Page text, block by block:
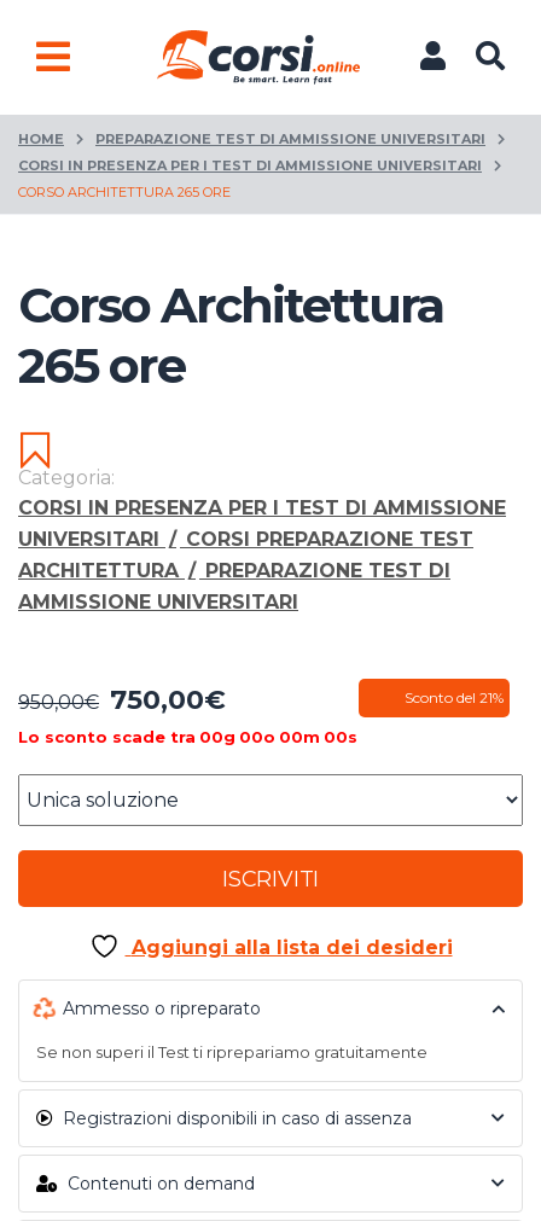
HOME
PREPARAZIONE TEST DI AMMISSIONE UNIVERSITARI
CORSI IN PRESENZA PER I TEST DI AMMISSIONE UNIVERSITARI
CORSO ARCHITETTURA 265 ORE
Corso Architettura
265 ore
Categoria:
CORSI IN PRESENZA PER I TEST DI AMMISSIONE
UNIVERSITARI
/ CORSI PREPARAZIONE TEST
ARCHITETTURA / PREPARAZIONE TEST DI
AMMISSIONE UNIVERSITARI
950,00€ Il
prezzo
era:
950,00€.
750,00€Il
attuale
è:
Sconto del 21%
Lo sconto scade tra 00g 00o 00m 00s
ISCRIVITI
Aggiungi alla lista dei desideri
Ammesso o ripreparato
Se non superi il Test ti riprepariamo gratuitamente
Registrazioni disponibili in caso di assenza
Contenuti on demand